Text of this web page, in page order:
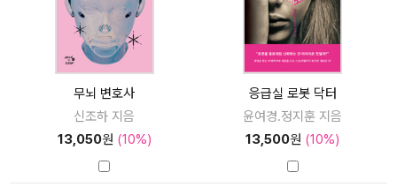
무뇌 변호사
신조하 지음
13,050원 (10%)
응급실 로봇 닥터
윤여경.정지훈 지음
13,500원 (10%)